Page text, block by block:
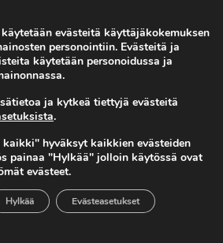
Valikko Hae
Yritysjärjestelyt
Yrityskauppa
yhtiölle, joihin pystyy ja on
käsitelty osa keskeisistä
hyvä tiedostaa, että yhtiön
evästeitä käyttäjäkokemuksen
personointiin. Evästeitä ja
käytetään personoidussa ja
ja kytkeä tiettyjä evästeitä
.
hyväksyt kaikkien evästeiden
painaa "Hylkää" jolloin käytössä ovat
evästeet.
Hylkää Evästeasetukset